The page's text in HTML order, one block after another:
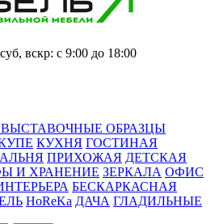
вскр: с 9:00 до 18:00
ОБРАЗЦЫ
КУХНЯ ГОСТИНАЯ
ПРИХОЖАЯ ДЕТСКАЯ
И ХРАНЕНИЕ ЗЕРКАЛА ОФИС
БЕСКАРКАСНАЯ
HoReKa ДАЧА ГЛАДИЛЬНЫЕ